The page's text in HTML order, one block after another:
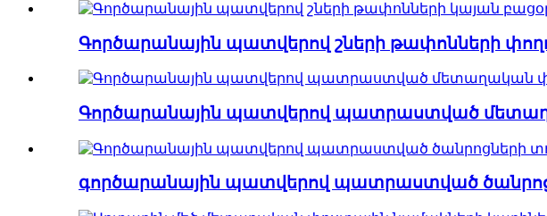
Գործարանային պատվերով շների թափոնների
Գործարանային պատվերով պատրաստված
գործարանային պատվերով պատրաստված